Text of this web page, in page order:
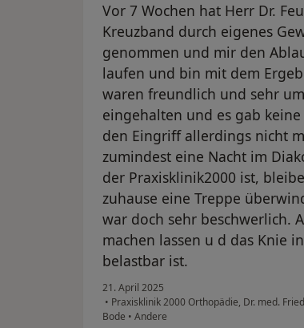
Vor 7 Wochen hat Herr Dr.
Kreuzband durch eigenes
genommen und mir den
laufen und bin mit dem
waren freundlich und sehr
eingehalten und es gab
den Eingriff allerdings nicht
zumindest eine Nacht im
der Praxisklinik2000 ist,
zuhause eine Treppe
war doch sehr beschwerlich.
machen lassen u d das Knie
belastbar ist.
21. April 2025
• Praxisklinik 2000 Orthopädie, Dr. med.
Bode • Andere